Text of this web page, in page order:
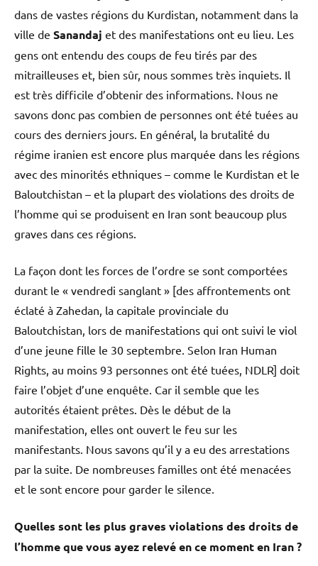
dans de vastes régions du Kurdistan, notamment dans la
ville de Sanandaj et des manifestations ont eu lieu. Les
gens ont entendu des coups de feu tirés par des
mitrailleuses et, bien sûr, nous sommes très inquiets. Il
est très difficile d’obtenir des informations. Nous ne
savons donc pas combien de personnes ont été tuées au
cours des derniers jours. En général, la brutalité du
régime iranien est encore plus marquée dans les régions
avec des minorités ethniques – comme le Kurdistan et le
Baloutchistan – et la plupart des violations des droits de
l’homme qui se produisent en Iran sont beaucoup plus
graves dans ces régions.
La façon dont les forces de l’ordre se sont comportées
durant le « vendredi sanglant » [des affrontements ont
éclaté à Zahedan, la capitale provinciale du
Baloutchistan, lors de manifestations qui ont suivi le viol
d’une jeune fille le 30 septembre. Selon Iran Human
Rights, au moins 93 personnes ont été tuées, NDLR] doit
faire l’objet d’une enquête. Car il semble que les
autorités étaient prêtes. Dès le début de la
manifestation, elles ont ouvert le feu sur les
manifestants. Nous savons qu’il y a eu des arrestations
par la suite. De nombreuses familles ont été menacées
et le sont encore pour garder le silence.
Quelles sont les plus graves violations des droits de
l’homme que vous ayez relevé en ce moment en Iran ?